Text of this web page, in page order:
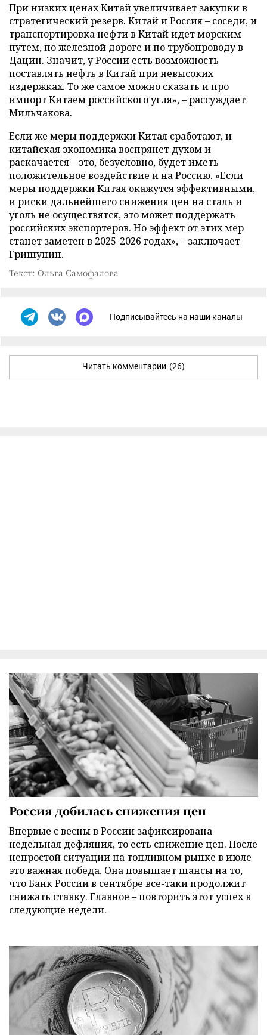
При низких ценах Китай увеличивает закупки в
стратегический резерв. Китай и Россия – соседи, и
транспортировка нефти в Китай идет морским
путем, по железной дороге и по трубопроводу в
Дацин. Значит, у России есть возможность
поставлять нефть в Китай при невысоких
издержках. То же самое можно сказать и про
импорт Китаем российского угля», – рассуждает
Мильчакова.
Если же меры поддержки Китая сработают, и
китайская экономика воспрянет духом и
раскачается – это, безусловно, будет иметь
положительное воздействие и на Россию. «Если
меры поддержки Китая окажутся эффективными,
и риски дальнейшего снижения цен на сталь и
уголь не осуществятся, это может поддержать
российских экспортеров. Но эффект от этих мер
станет заметен в 2025-2026 годах», – заключает
Гришунин.
Текст: Ольга Самофалова
Подписывайтесь на наши каналы
Читать комментарии (26)
Россия добилась снижения цен
Впервые с весны в России зафиксирована
недельная дефляция, то есть снижение цен. После
непростой ситуации на топливном рынке в июле
это важная победа. Она повышает шансы на то,
что Банк России в сентябре все-таки продолжит
снижать ставку. Главное – повторить этот успех в
следующие недели.